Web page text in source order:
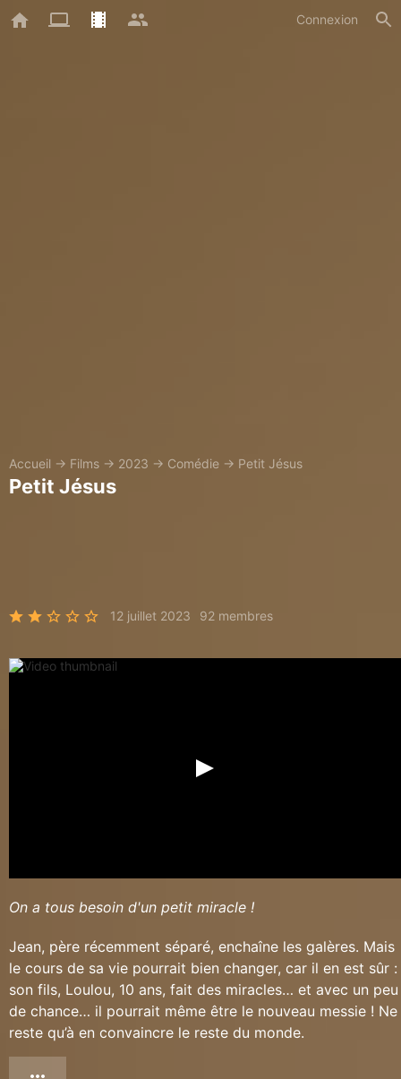
Connexion
Accueil → Films → 2023 → Comédie → Petit Jésus
Petit Jésus
12 juillet 2023 92 membres
On a tous besoin d'un petit miracle !
Jean, père récemment séparé, enchaîne les galères. Mais
le cours de sa vie pourrait bien changer, car il en est sûr :
son fils, Loulou, 10 ans, fait des miracles… et avec un peu
de chance… il pourrait même être le nouveau messie ! Ne
reste qu’à en convaincre le reste du monde.